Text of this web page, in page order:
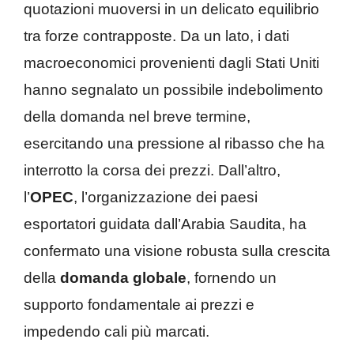
quotazioni muoversi in un delicato equilibrio
tra forze contrapposte. Da un lato, i dati
macroeconomici provenienti dagli Stati Uniti
hanno segnalato un possibile indebolimento
della domanda nel breve termine,
esercitando una pressione al ribasso che ha
interrotto la corsa dei prezzi. Dall’altro,
l’OPEC, l’organizzazione dei paesi
esportatori guidata dall’Arabia Saudita, ha
confermato una visione robusta sulla crescita
della domanda globale, fornendo un
supporto fondamentale ai prezzi e
impedendo cali più marcati.